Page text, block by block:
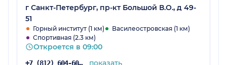
отделении просто ангелы, все милые,
приветливые и заботливые. В последний раз
мне очень понравилась медсестра Ольга,
заботливая и внимательная Кормят вкусно, в
палате чисто Будьте готовы к различным
дополнительным счетам ( типа доп часов
г Санкт-Петербург, пр-кт Большой В.О., д 49-
51
Горный институт (1 км)
Василеостровская (1 км)
Спортивная (2.3 км)
Откроется в 09:00
+7 (812) 604-60-54